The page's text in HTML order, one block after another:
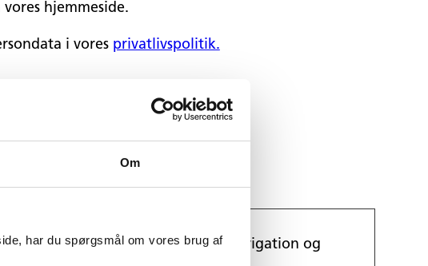
Om
har du spørgsmål om vores brug af
hjemmeside.
i vores privatlivspolitik.
funktioner såsom side-navigation og